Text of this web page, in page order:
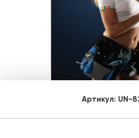
Артикул: UN-